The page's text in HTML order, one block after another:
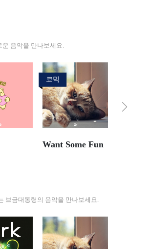
운 음악을 만나보세요.
코믹
Want Some Fun
브금대통령의 음악을 만나보세요.